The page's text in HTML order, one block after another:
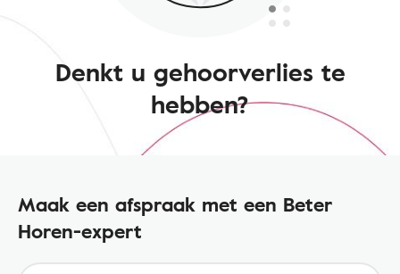
Denkt u gehoorverlies te
hebben?
Maak een afspraak met een Beter
Horen-expert